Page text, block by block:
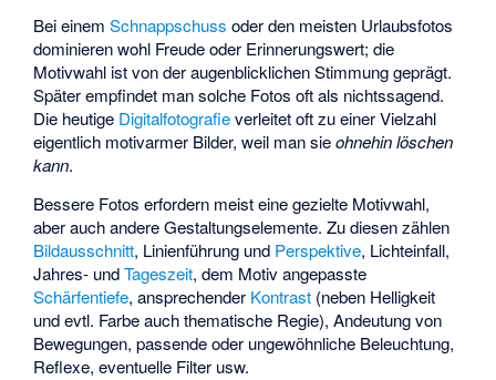
Bei einemSchnappschuss oder den meisten Urlaubsfotos
dominieren wohl Freude oder Erinnerungswert; die
Motivwahl ist von der augenblicklichen Stimmung geprägt.
Später empfindet man solche Fotos oft als nichtssagend.
Die heutige Digitalfotografieverleitet oft zu einer Vielzahl
eigentlich motivarmer Bilder, weil man sieohnehin löschen
kann.
Bessere Fotos erfordern meist eine gezielte Motivwahl,
aber auch andere Gestaltungselemente. Zu diesen zählen
Bildausschnitt, Linienführung und Perspektive, Lichteinfall,
Jahres- undTageszeit, dem Motiv angepasste
Schärfentiefe, ansprechender Kontrast (neben Helligkeit
und evtl. Farbe auch thematische Regie), Andeutung von
Bewegungen, passende oder ungewöhnliche Beleuchtung,
Reflexe, eventuelle Filter usw.